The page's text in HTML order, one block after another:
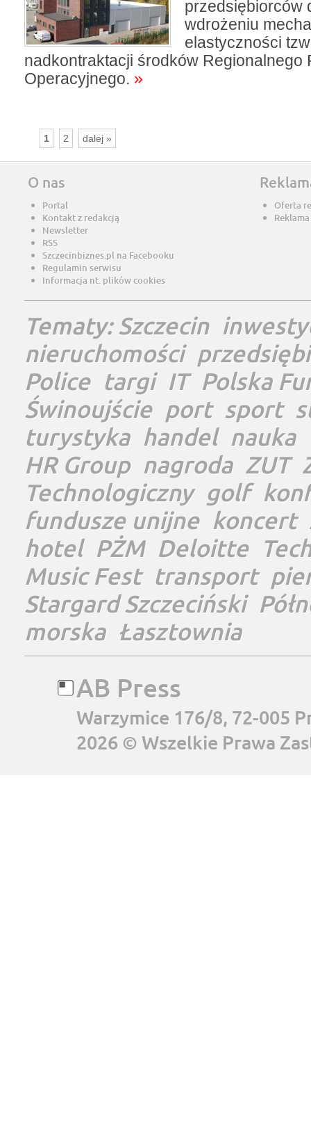
przedsiębiorców
wdrożeniu
elastyczności
nadkontraktacji środków Regionalnego
Operacyjnego. »
1 2 dalej »
O nas
Portal
Kontakt z redakcją
Newsletter
RSS
Szczecinbiznes.pl na Facebooku
Regulamin serwisu
Informacja nt. plików cookies
Oferta
Tematy:Szczecin
nieruchomości
Police targi IT Polska
Świnoujście port sport
turystyka handel nauka
HR Group nagroda ZUT
Technologiczny golf
fundusze unijne koncert
hotel PŻM Deloitte
Music Fest transport
Stargard Szczeciński
morska Łasztownia
AB Press
Warzymice 176/8, 72-005
2026 © Wszelkie Prawa